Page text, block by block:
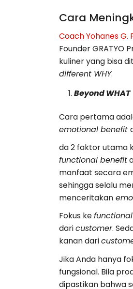
Cara
Coach Yohanes G.
Founder GRATYO
kuliner yang bisa
different WHY.
BeyondWHAT
Cara pertama
emotional benefit
da 2 faktor utama
functional benefit
manfaat secara
sehingga selalu
menceritakan
Fokus ke
daricustomer.
kanan dari
Jika Anda hanya
fungsional. Bila
dipastikan bahwa